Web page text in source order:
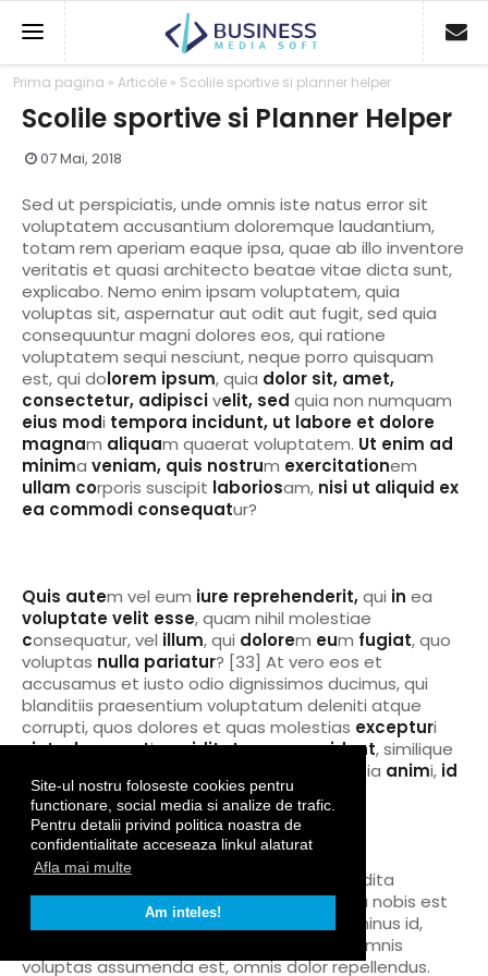
Site-ul nostru foloseste cookies pentru
functionare, social media si analize de trafic.
Pentru detalii privind politica noastra de
confidentialitate acceseaza linkul alaturat
Afla mai multe
Am inteles!
NAVIGARE
CINE SUNT CLIENTII
EXPERIENTE
CONTACT
CONTACTEAZA-NE
0726.751.978
© BUSINESSMEDIA.RO 2026.
Prima pagina » Articole » Scolile sportive si planner helper
Scolile sportive si Planner Helper
07 Mai, 2018
Sed ut perspiciatis, unde omnis iste natus error sit
voluptatem accusantium doloremque laudantium,
totam rem aperiam eaque ipsa, quae ab illo inventore
veritatis et quasi architecto beatae vitae dicta sunt,
explicabo. Nemo enim ipsam voluptatem, quia
voluptas sit, aspernatur aut odit aut fugit, sed quia
consequuntur magni dolores eos, qui ratione
voluptatem sequi nesciunt, neque porro quisquam
est, qui dolorem ipsum, quia dolor sit, amet,
consectetur, adipiscivelit, sed quia non numquam
eius modi tempora incidunt, ut labore et dolore
magnam aliquam quaerat voluptatem. Ut enim ad
minima veniam, quis nostrum exercitationem
ullam corporis suscipit laboriosam, nisi ut aliquid ex
ea commodi consequatur?
Quis autem vel eum iure reprehenderit,qui in ea
voluptate velit esse, quam nihil molestiae
consequatur, vel illum, qui dolorem eum fugiat, quo
voluptas nulla pariatur? [33] At vero eos et
accusamus et iusto odio dignissimos ducimus, qui
blanditiis praesentium voluptatum deleniti atque
corrupti, quos dolores et quas molestias excepturi
sint, obcaecaticupiditatenon provident, similique
ia animi, id
est laborumet dolorum fuga.
Et harum quidem rerum facilis est et expedita
distinctio. Nam libero tempore, cum soluta nobis est
eligendi optio, cumque nihil impedit, quo minus id,
quod maxime placeat, facere possimus, omnis
voluptas assumenda est, omnis dolor repellendus.